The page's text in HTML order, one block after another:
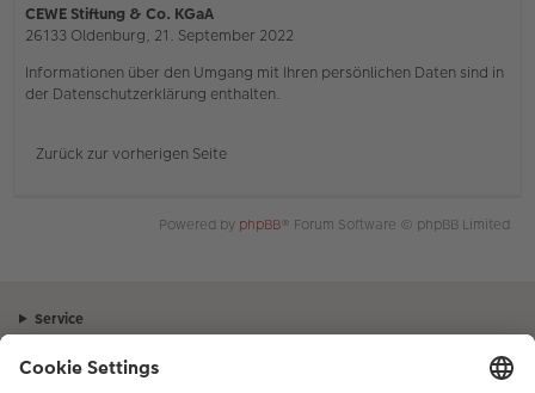
CEWE Stiftung & Co. KGaA
26133 Oldenburg, 21. September 2022
Informationen über den Umgang mit Ihren persönlichen Daten sind in
der Datenschutzerklärung enthalten.
Zurück zur vorherigen Seite
Powered by phpBB® Forum Software © phpBB Limited
Service